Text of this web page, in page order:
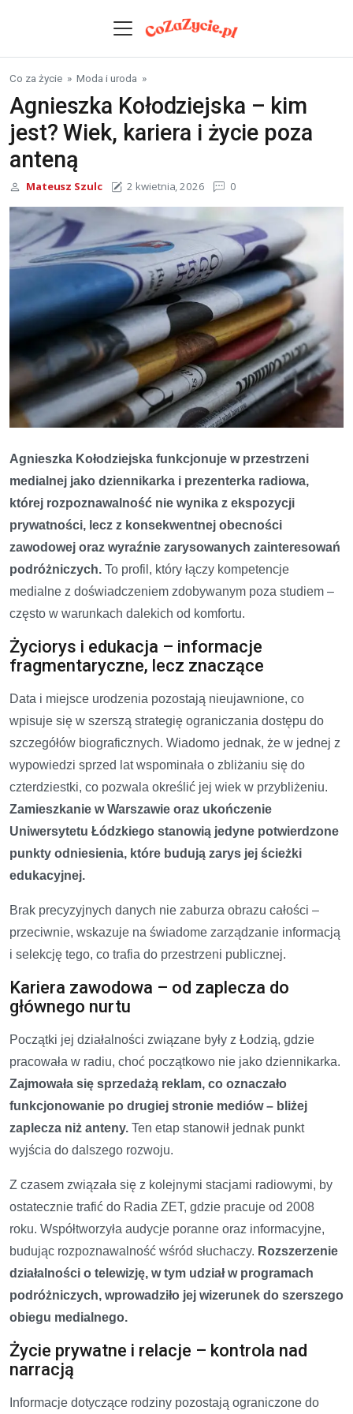
Co za życie » Moda i uroda »
Agnieszka Kołodziejska – kim
jest? Wiek, kariera i życie poza
anteną
Mateusz Szulc 2 kwietnia, 2026 0
Agnieszka Kołodziejska funkcjonuje w przestrzeni
medialnej jako dziennikarka i prezenterka radiowa,
której rozpoznawalność nie wynika z ekspozycji
prywatności, lecz z konsekwentnej obecności
zawodowej oraz wyraźnie zarysowanych zainteresowań
podróżniczych. To profil, który łączy kompetencje
medialne z doświadczeniem zdobywanym poza studiem –
często w warunkach dalekich od komfortu.
Życiorys i edukacja – informacje
fragmentaryczne, lecz znaczące
Data i miejsce urodzenia pozostają nieujawnione, co
wpisuje się w szerszą strategię ograniczania dostępu do
szczegółów biograficznych. Wiadomo jednak, że w jednej z
wypowiedzi sprzed lat wspominała o zbliżaniu się do
czterdziestki, co pozwala określić jej wiek w przybliżeniu.
Zamieszkanie w Warszawie oraz ukończenie
Uniwersytetu Łódzkiego stanowią jedyne potwierdzone
punkty odniesienia, które budują zarys jej ścieżki
edukacyjnej.
Brak precyzyjnych danych nie zaburza obrazu całości –
przeciwnie, wskazuje na świadome zarządzanie informacją
i selekcję tego, co trafia do przestrzeni publicznej.
Kariera zawodowa – od zaplecza do
głównego nurtu
Początki jej działalności związane były z Łodzią, gdzie
pracowała w radiu, choć początkowo nie jako dziennikarka.
Zajmowała się sprzedażą reklam, co oznaczało
funkcjonowanie po drugiej stronie mediów – bliżej
zaplecza niż anteny. Ten etap stanowił jednak punkt
wyjścia do dalszego rozwoju.
Z czasem związała się z kolejnymi stacjami radiowymi, by
ostatecznie trafić do Radia ZET, gdzie pracuje od 2008
roku. Współtworzyła audycje poranne oraz informacyjne,
budując rozpoznawalność wśród słuchaczy. Rozszerzenie
działalności o telewizję, w tym udział w programach
podróżniczych, wprowadziło jej wizerunek do szerszego
obiegu medialnego.
Życie prywatne i relacje – kontrola nad
narracją
Informacje dotyczące rodziny pozostają ograniczone do